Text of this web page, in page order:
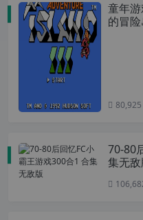
童年
的冒
70-80
集无敌